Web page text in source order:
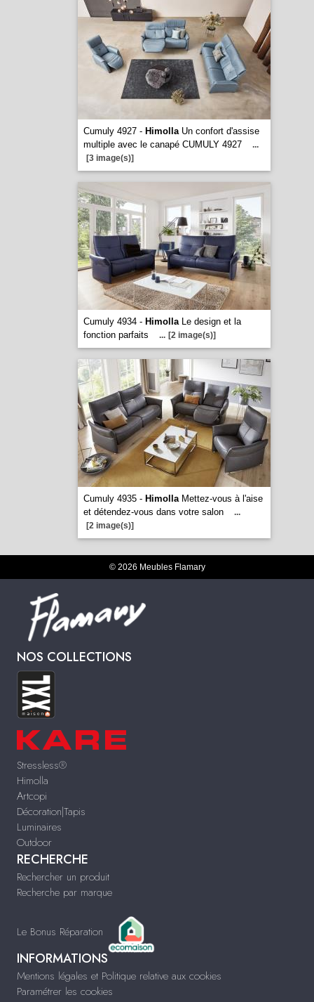
Cumuly 4927 - HimollaUn confort d'assise
multiple avec le canapé CUMULY 4927
...
[3 image(s)]
Cumuly 4934 - HimollaLe design et la
fonction parfaits
... [2 image(s)]
Cumuly 4935 - HimollaMettez-vous à l'aise
et détendez-vous dans votre salon
...
[2 image(s)]
© 2026 Meubles Flamary
NOS COLLECTIONS
Stressless®
Himolla
Artcopi
Décoration|Tapis
Luminaires
Outdoor
RECHERCHE
Rechercher un produit
Recherche par marque
Le Bonus Réparation
INFORMATIONS
Mentions légales et Politique relative aux cookies
Paramétrer les cookies